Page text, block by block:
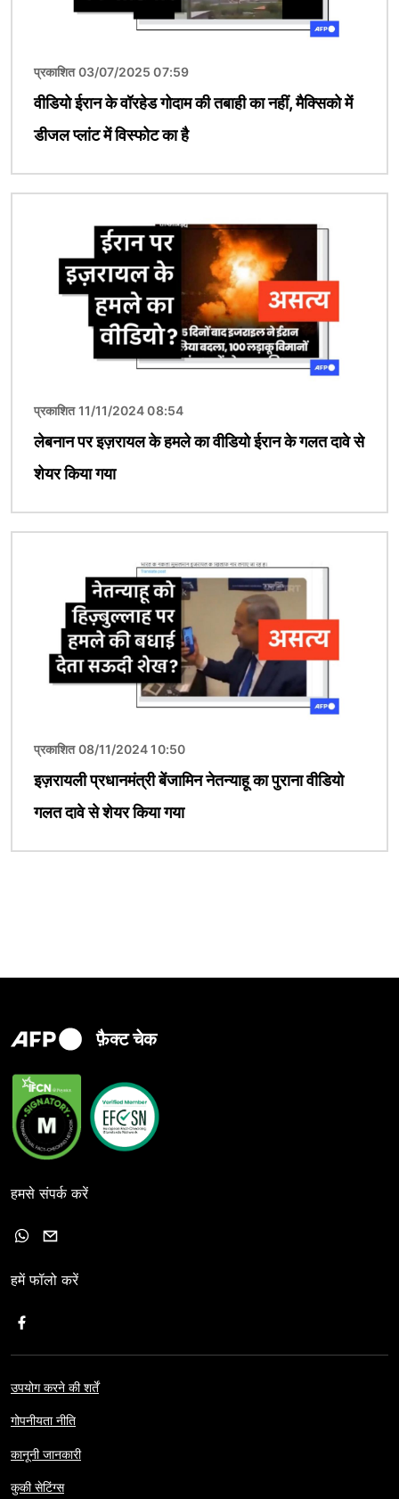
प्रकाशित 03/07/2025 07:59
वीडियो ईरान के वॉरहेड गोदाम की तबाही का नहीं, मैक्सिको में
डीजल प्लांट में विस्फोट का है
प्रकाशित 11/11/2024 08:54
लेबनान पर इज़रायल के हमले का वीडियो ईरान के गलत दावे से
शेयर किया गया
प्रकाशित 08/11/2024 10:50
इज़रायली प्रधानमंत्री बेंजामिन नेतन्याहू का पुराना वीडियो
गलत दावे से शेयर किया गया
फ़ैक्ट चेक
हमसे संपर्क करें
हमें फॉलो करें
उपयोग करने की शर्तें
गोपनीयता नीति
कानूनी जानकारी
कुकी सेटिंग्स